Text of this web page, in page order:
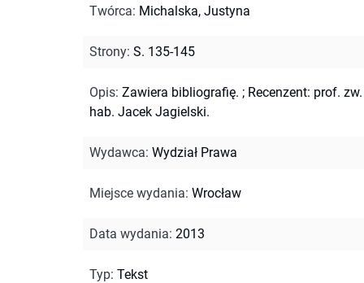
Twórca: Michalska, Justyna
Strony: S. 135-145
Opis: Zawiera bibliografię. ; Recenzent: prof.
hab. Jacek Jagielski.
Wydawca: Wydział Prawa
Miejsce wydania: Wrocław
Data wydania: 2013
Typ: Tekst